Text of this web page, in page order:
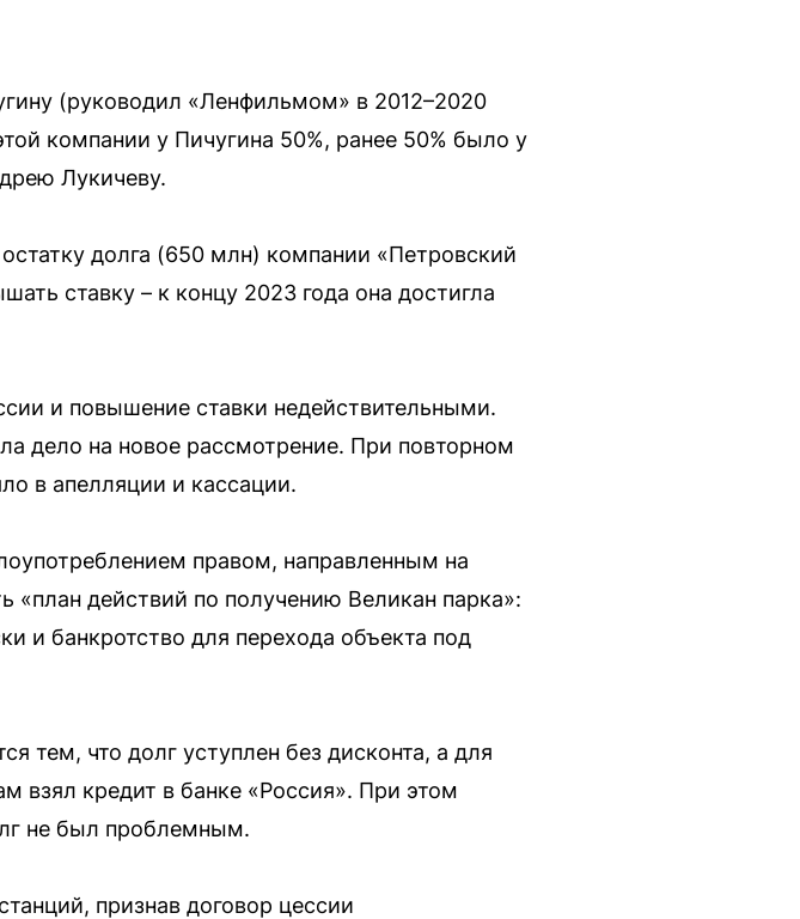
(руководил «Ленфильмом» в 2012–2020
компании у Пичугина 50%, ранее 50% было у
Лукичеву.
долга (650 млн) компании «Петровский
ставку – к концу 2023 года она достигла
и повышение ставки недействительными.
дело на новое рассмотрение. При повторном
в апелляции и кассации.
правом, направленным на
«план действий по получению Великан парка»:
и банкротство для перехода объекта под
тем, что долг уступлен без дисконта, а для
взял кредит в банке «Россия». При этом
не был проблемным.
признав договор цессии